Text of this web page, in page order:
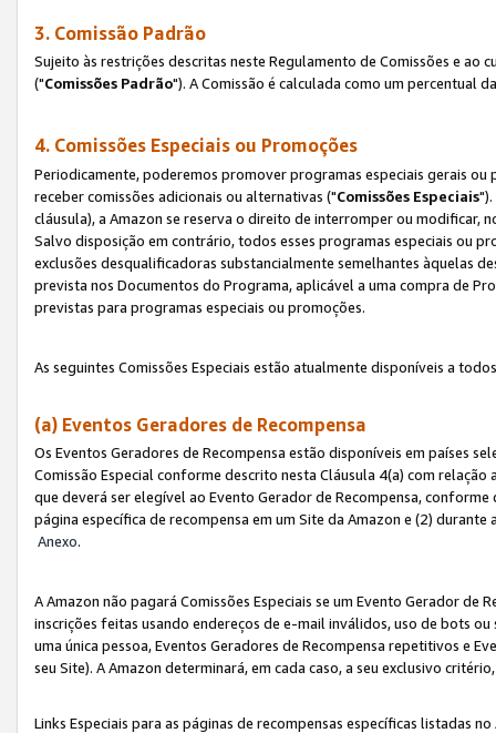
3. Comissão Padrão
Sujeito às restrições descritas neste Regulamento de Comissões e ao
("Comissões Padrão"). A Comissão é calculada como um percentual
4. Comissões Especiais ou Promoções
Periodicamente, poderemos promover programas especiais gerais
receber comissões adicionais ou alternativas ("Comissões Especiais
cláusula), a Amazon se reserva o direito de interromper ou
Salvo disposição em contrário, todos esses programas especiais ou
exclusões desqualificadoras substancialmente semelhantes àquelas
prevista nos Documentos do Programa, aplicável a uma compra de
previstas para programas especiais ou promoções.
As seguintes Comissões Especiais estão atualmente disponíveis a
(a) Eventos Geradores de Recompensa
Os Eventos Geradores de Recompensa estão disponíveis em países
Comissão Especial conforme descrito nesta Cláusula 4(a) com relação
que deverá ser elegível ao Evento Gerador de Recompensa,
página específica de recompensa em um Site da Amazon e (2)
Anexo.
A Amazon não pagará Comissões Especiais se um Evento Gerador
inscrições feitas usando endereços de e-mail inválidos, uso de bots
uma única pessoa, Eventos Geradores de Recompensa repetitivos e
seu Site). A Amazon determinará, em cada caso, a seu exclusivo
Links Especiais para as páginas de recompensas específicas listadas no